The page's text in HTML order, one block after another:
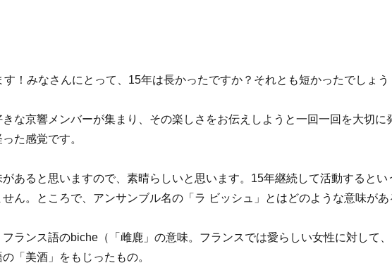
！みなさんにとって、15年は長かったですか？それとも短かったでしょう
きな京響メンバーが集まり、その楽しさをお伝えしようと一回一回を大切に
た感覚です。
あると思いますので、素晴らしいと思います。15年継続して活動するとい
ん。ところで、アンサンブル名の「ラ ビッシュ」とはどのような意味があ
フランス語のbiche（「雌鹿」の意味。フランスでは愛らしい女性に対して
「美酒」をもじったもの。